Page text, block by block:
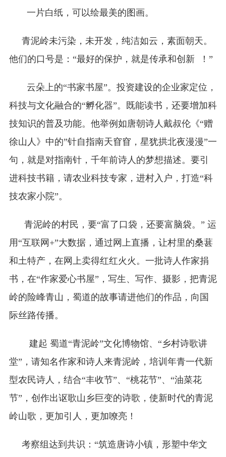
一片白纸，可以绘最美的图画。
青泥岭未污染，未开发，纯洁如云，素面朝天。
他们的口号是：“最好的保护，就是传承和创新 ！”
云朵上的“书家书屋”。投资建设的企业家定位，
科技与文化融合的“孵化器”。既能读书，还要增加科
技知识的普及功能。他举例如唐朝诗人戴叔伦《“赠
徐山人》中的”针自指南天窅窅，星犹拱北夜漫漫”一
句，就是对指南针，千年前诗人的梦想描述。要引
进科技书籍，请农业科技专家，进村入户，打造“科
技农家小院”。
青泥岭的村民，要“富了口袋，还要富脑袋。” 运
用“互联网+”大数据，通过网上直播，让村里的桑葚
和土特产，在网上卖得红红火火。一批诗人作家捐
书，在“作家爱心书屋”，写生、写作、摄影，把青泥
岭的险峰青山，蜀道的故事请进他们的作品，向国
际丝路传播。
建起 蜀道“青泥岭”文化博物馆、“乡村诗歌讲
堂”，请知名作家和诗人来青泥岭，培训年青一代新
型农民诗人，结合“丰收节”、“桃花节”、“油菜花
节”，创作出讴歌山乡巨变的诗歌，使新时代的青泥
岭山歌，更加引人，更加嘹亮！
考察组达到共识：“筑造唐诗小镇，形塑中华文